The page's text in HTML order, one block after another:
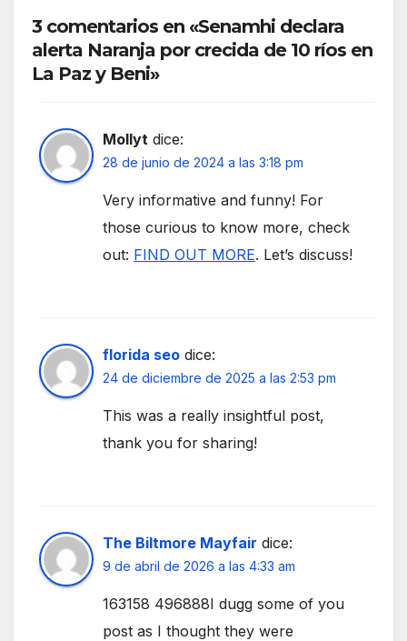
3 comentarios en «Senamhi declara
alerta Naranja por crecida de 10 ríos en
La Paz y Beni»
Mollyt dice:
28 de junio de 2024 a las 3:18 pm
Very informative and funny! For
those curious to know more, check
out: FIND OUT MORE. Let’s discuss!
florida seo dice:
24 de diciembre de 2025 a las 2:53 pm
This was a really insightful post,
thank you for sharing!
The Biltmore Mayfair dice:
9 de abril de 2026 a las 4:33 am
163158 496888I dugg some of you
post as I thought they were